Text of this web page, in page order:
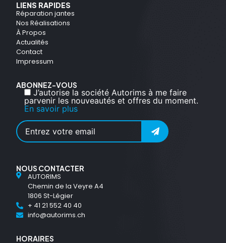
LIENS RAPIDES
Réparation jantes
Nos Réalisations
À Propos
Actualités
Contact
Impressum
ABONNEZ-VOUS
J’autorise la société Autorims à me faire
parvenir les nouveautés et offres du moment.
En savoir plus
NOUS CONTACTER
AUTORIMS
Chemin de la Veyre A4
1806 St-Légier
+ 41 21 552 40 40
info@autorims.ch
HORAIRES